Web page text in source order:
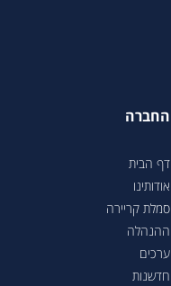
החברה
דף הבית
אודותינו
סמלת קריירה
ההנהלה
ערכים
חדשנות